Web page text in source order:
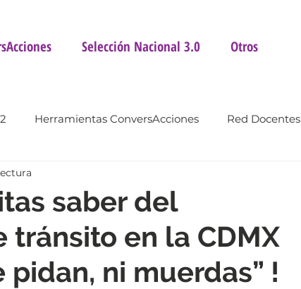
Selección Nacional 3.0 Otros
Herramientas ConversAcciones Red Docentes
México
saber del
en la CDMX
pidan, ni muerdas” !